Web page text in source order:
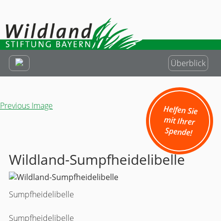
Helfen Sie
mit Ihrer
Spende!
Überblick
Previous Image
Wildland-Sumpfheidelibelle
Sumpfheidelibelle
Sumpfheidelibelle